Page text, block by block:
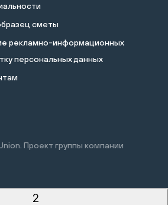
сметы
рекламно-информационных
персональных данных
Проект группы компании
2